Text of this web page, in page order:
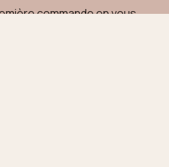
commande en vous